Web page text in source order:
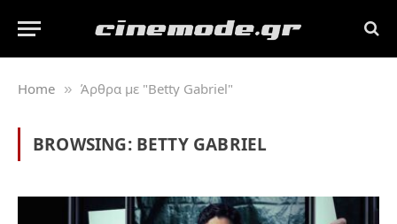
Home » Άρθρα με "Betty Gabriel"
BROWSING: BETTY GABRIEL